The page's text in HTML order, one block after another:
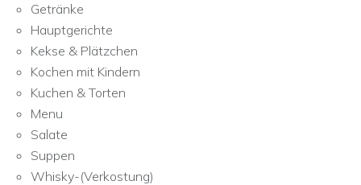
Getränke
Hauptgerichte
Kekse & Plätzchen
Kochen mit Kindern
Kuchen & Torten
Menu
Salate
Suppen
Whisky-(Verkostung)